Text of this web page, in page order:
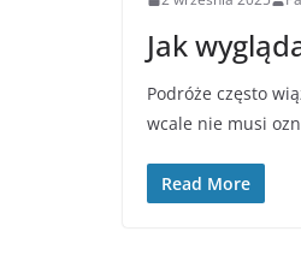
Jak
Podróże często
wcale nie musi
Read More